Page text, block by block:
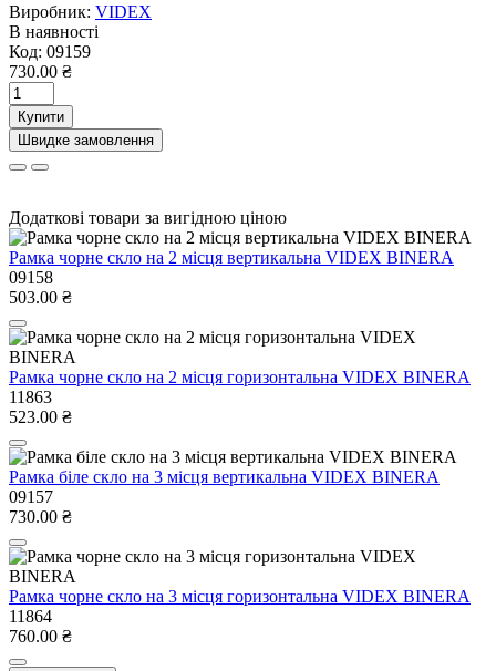
Виробник: VIDEX
В наявності
Код: 09159
730.00 ₴
Купити
Швидке замовлення
Додаткові товари за вигідною ціною
Рамка чорне скло на 2 місця вертикальна VIDEX BINERA
09158
503.00 ₴
Рамка чорне скло на 2 місця горизонтальна VIDEX BINERA
11863
523.00 ₴
Рамка біле скло на 3 місця вертикальна VIDEX BINERA
09157
730.00 ₴
Рамка чорне скло на 3 місця горизонтальна VIDEX BINERA
11864
760.00 ₴